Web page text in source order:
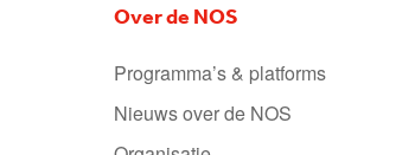
Over de NOS
Programma’s & platforms
Nieuws over de NOS